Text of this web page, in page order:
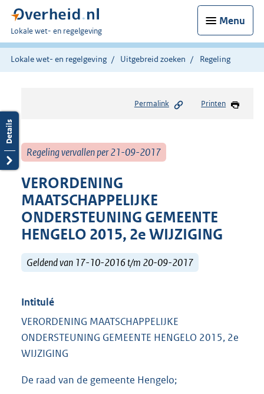
Menu
U
bent
hier:
Lokale wet- en regelgeving
Lokale wet- en regelgeving Uitgebreid zoeken Regeling
Permalink Printen
Regeling vervallen per 21-09-2017
VERORDENING
MAATSCHAPPELIJKE
ONDERSTEUNING GEMEENTE
HENGELO 2015, 2e WIJZIGING
Geldend van 17-10-2016 t/m 20-09-2017
Intitulé
VERORDENING MAATSCHAPPELIJKE
ONDERSTEUNING GEMEENTE HENGELO 2015, 2e
WIJZIGING
De raad van de gemeente Hengelo;